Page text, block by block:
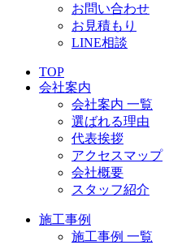
お問い合わせ
お見積もり
LINE相談
TOP
会社案内
会社案内 一覧
選ばれる理由
代表挨拶
アクセスマップ
会社概要
スタッフ紹介
施工事例
施工事例 一覧